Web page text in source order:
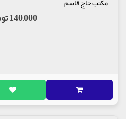
140,000 تومان